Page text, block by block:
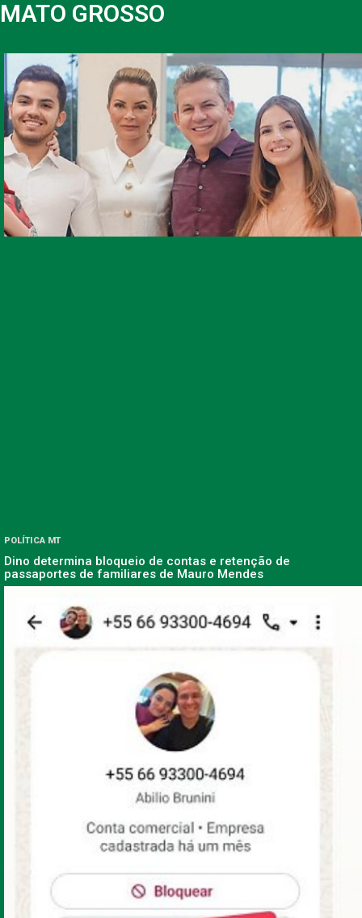
MATO GROSSO
POLÍTICA MT
Dino determina bloqueio de contas e retenção de
passaportes de familiares de Mauro Mendes